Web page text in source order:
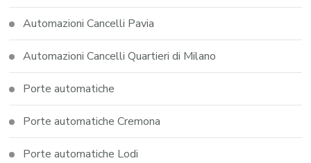
Automazioni Cancelli Pavia
Automazioni Cancelli Quartieri di Milano
Porte automatiche
Porte automatiche Cremona
Porte automatiche Lodi